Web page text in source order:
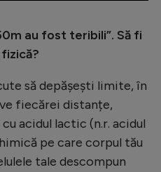
au fost teribili”. Să fi
să depășești limite, în
fiecărei distanțe,
acidul lactic (n.r. acidul
pe care corpul tău
tale descompun